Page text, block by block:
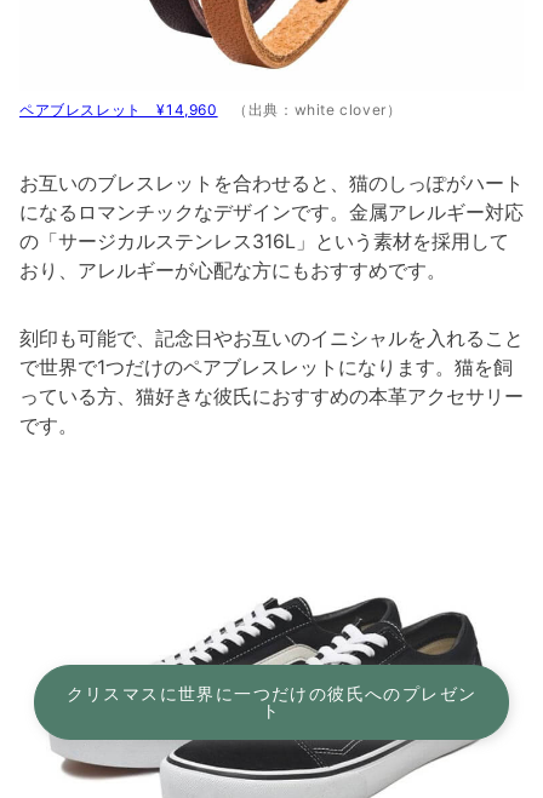
ペアブレスレット ¥14,960 （出典：white clover）
お互いのブレスレットを合わせると、猫のしっぽがハート
になるロマンチックなデザインです。金属アレルギー対応
の「サージカルステンレス316L」という素材を採用して
おり、アレルギーが心配な方にもおすすめです。
刻印も可能で、記念日やお互いのイニシャルを入れること
で世界で1つだけのペアブレスレットになります。猫を飼
っている方、猫好きな彼氏におすすめの本革アクセサリー
です。
クリスマスに世界に一つだけの彼氏へのプレゼン
ト